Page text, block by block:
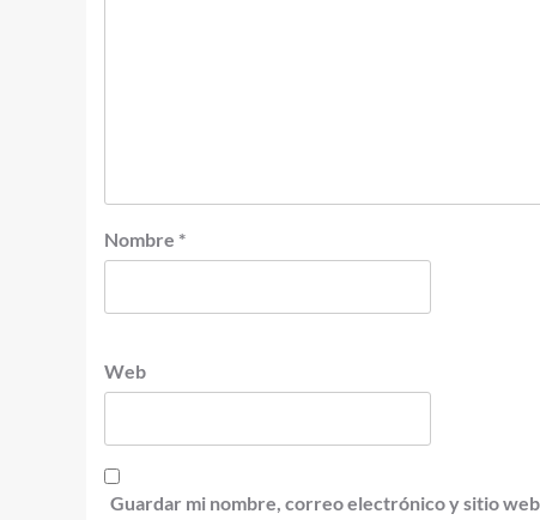
Nombre *
Web
Guardar mi nombre, correo electrónico y sitio